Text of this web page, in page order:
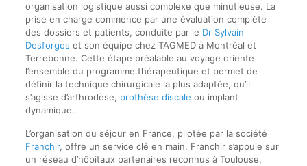
organisation logistique aussi complexe que minutieuse. La
prise en charge commence par une évaluation complète
des dossiers et patients, conduite par le Dr Sylvain
Desforges et son équipe chez TAGMED à Montréal et
Terrebonne. Cette étape préalable au voyage oriente
l’ensemble du programme thérapeutique et permet de
définir la technique chirurgicale la plus adaptée, qu’il
s’agisse d’arthrodèse, prothèse discale ou implant
dynamique.
L’organisation du séjour en France, pilotée par la société
Franchir, offre un service clé en main. Franchir s’appuie sur
un réseau d’hôpitaux partenaires reconnus à Toulouse,